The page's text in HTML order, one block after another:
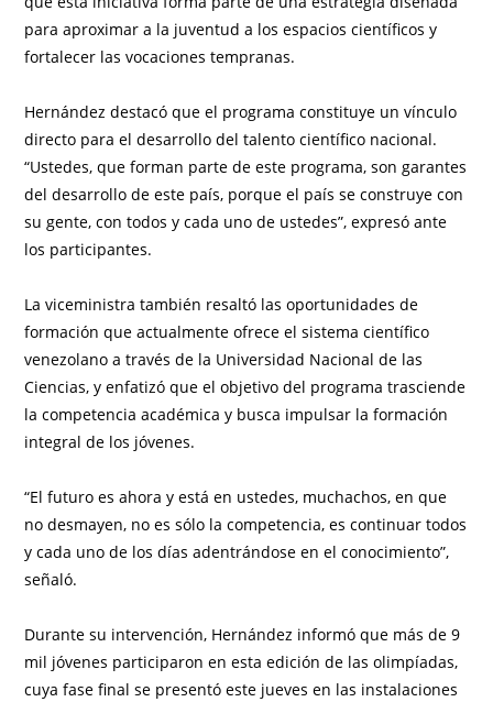
para aproximar a la juventud a los espacios científicos y
fortalecer las vocaciones tempranas.
Hernández destacó que el programa constituye un vínculo
directo para el desarrollo del talento científico nacional.
“Ustedes, que forman parte de este programa, son garantes
del desarrollo de este país, porque el país se construye con
su gente, con todos y cada uno de ustedes”, expresó ante
los participantes.
La viceministra también resaltó las oportunidades de
formación que actualmente ofrece el sistema científico
venezolano a través de la Universidad Nacional de las
Ciencias, y enfatizó que el objetivo del programa trasciende
la competencia académica y busca impulsar la formación
integral de los jóvenes.
“El futuro es ahora y está en ustedes, muchachos, en que
no desmayen, no es sólo la competencia, es continuar todos
y cada uno de los días adentrándose en el conocimiento”,
señaló.
Durante su intervención, Hernández informó que más de 9
mil jóvenes participaron en esta edición de las olimpíadas,
cuya fase final se presentó este jueves en las instalaciones